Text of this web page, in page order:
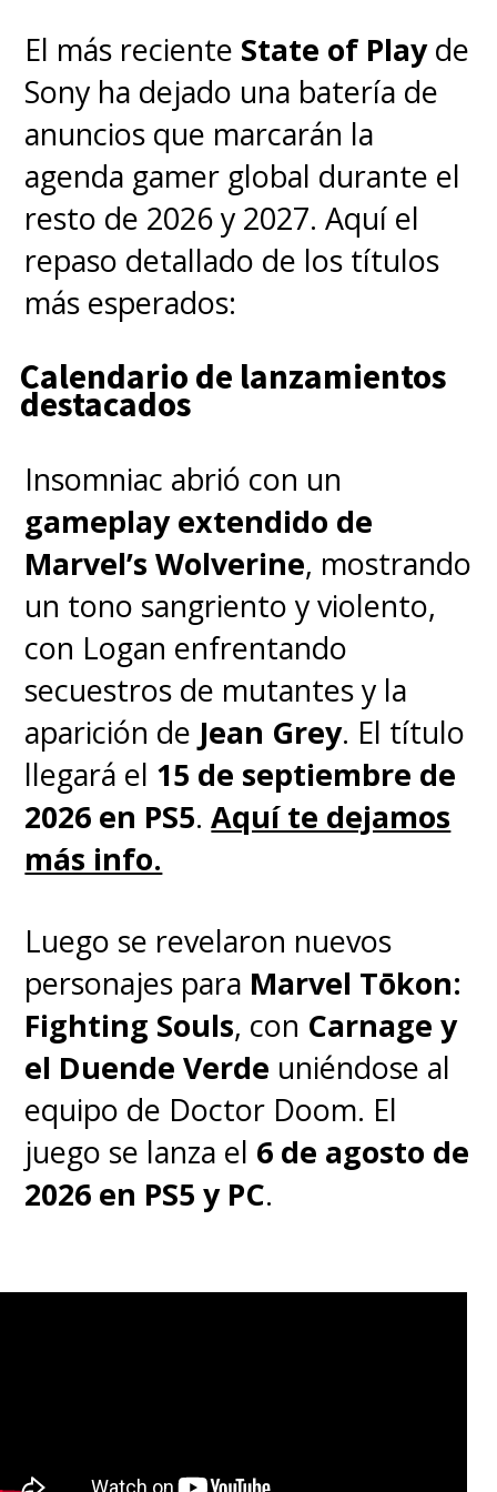
personajes, una galería de arte y
una copia de Rayman Origins:
Enhanced Edition, que llega con
resolución 4K, 60 FPS y mejoras
modernas como
retroalimentación háptica.
Quienes reserven cualquier
Havoc Pack , con trajes
inspirados en Rayman 3.
El más reciente State of Playde
Sony ha dejado una batería de
anuncios que marcarán la
agenda gamer global durante el
resto de 2026 y 2027. Aquí el
repaso detallado de los títulos
más esperados:
Calendario de lanzamientos
destacados
Insomniac abrió con un
gameplay extendido de
Marvel’s Wolverine, mostrando
un tono sangriento y violento,
con Logan enfrentando
secuestros de mutantes y la
aparición de Jean Grey. El título
llegará el 15 de septiembre de
2026 en PS5.Aquí te dejamos
más info.
Luego se revelaron nuevos
personajes para Marvel Tōkon:
Fighting Souls, con Carnage y
el Duende Verde uniéndose al
equipo de Doctor Doom. El
juego se lanza el 6 de agosto de
2026 en PS5 y PC.